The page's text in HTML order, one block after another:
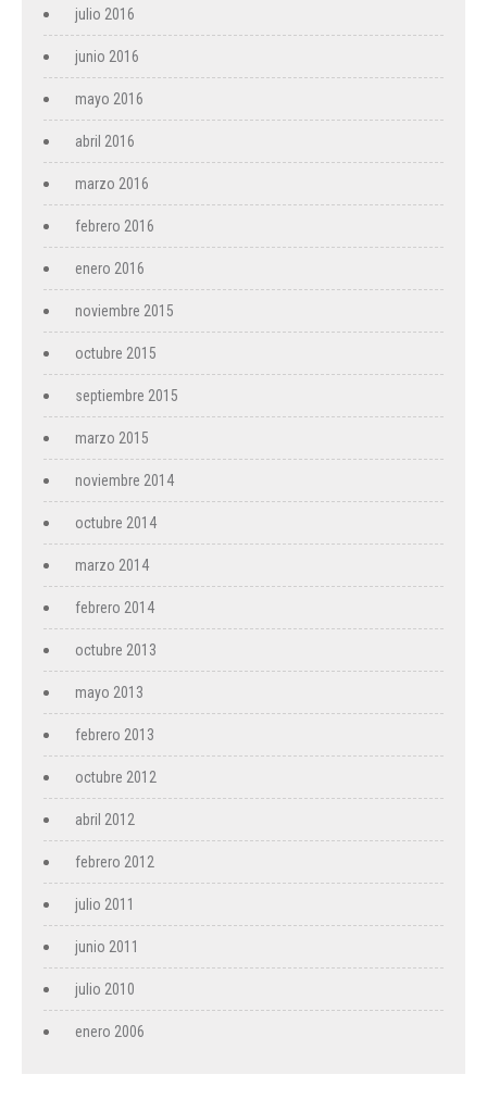
julio 2016
junio 2016
mayo 2016
abril 2016
marzo 2016
febrero 2016
enero 2016
noviembre 2015
octubre 2015
septiembre 2015
marzo 2015
noviembre 2014
octubre 2014
marzo 2014
febrero 2014
octubre 2013
mayo 2013
febrero 2013
octubre 2012
abril 2012
febrero 2012
julio 2011
junio 2011
julio 2010
enero 2006